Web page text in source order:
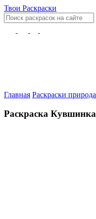
Твои Раскраски
Главная Раскраски природа
Раскраска Кувшинка